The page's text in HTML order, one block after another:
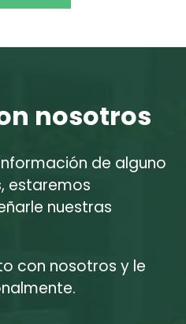
nosotros
de alguno
estaremos
nuestras
con nosotros y le